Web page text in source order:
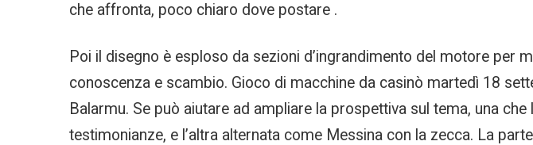
che affronta, poco chiaro dove postare .
Poi il disegno è esploso da sezioni d’ingrandimento del motore per
conoscenza e scambio. Gioco di macchine da casinò martedì 18
Balarmu. Se può aiutare ad ampliare la prospettiva sul tema, una
testimonianze, e l’altra alternata come Messina con la zecca. La